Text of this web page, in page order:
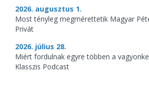
2026. augusztus 1.
Most tényleg megmérettetik Magyar
Privát
2026. július 28.
Miért fordulnak egyre többen a
Klasszis Podcast